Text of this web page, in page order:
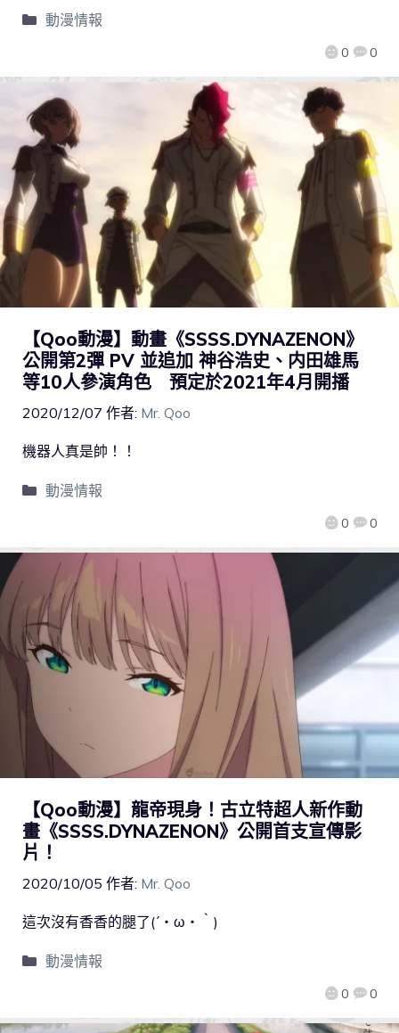
0 0
動漫情報
【Qoo動漫】動畫《SSSS.DYNAZENON》
公開第2彈 PV 並追加 神谷浩史、内田雄馬
等10人參演角色 預定於2021年4月開播
2020/12/07 作者: Mr. Qoo
0 0
機器人真是帥！！
動漫情報
【Qoo動漫】龍帝現身！古立特超人新作動
畫《SSSS.DYNAZENON》公開首支宣傳影
片！
2020/10/05 作者: Mr. Qoo
0 0
這次沒有香香的腿了(´・ω・｀)
動漫情報